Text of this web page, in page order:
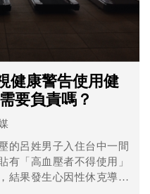
健康警告使用健
要負責嗎？
的呂姓男子入住台中一間
有「高血壓者不得使用」
結果發生心因性休克導致